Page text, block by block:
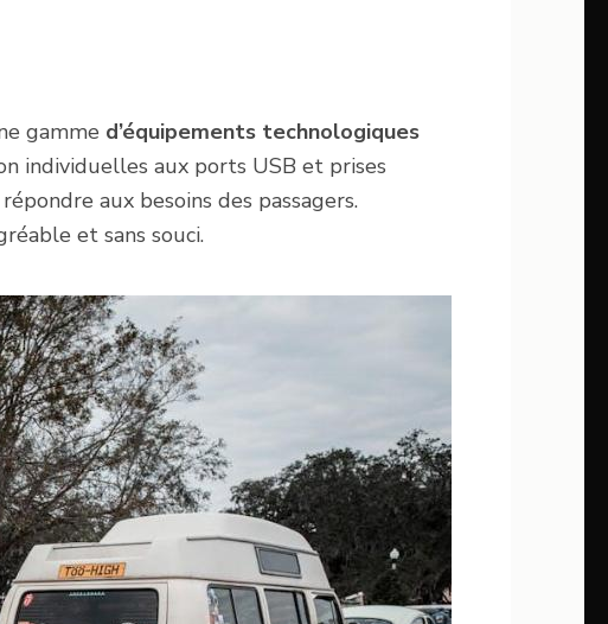
gamme d’équipements technologiques
individuelles aux ports USB et prises
aux besoins des passagers.
et sans souci.